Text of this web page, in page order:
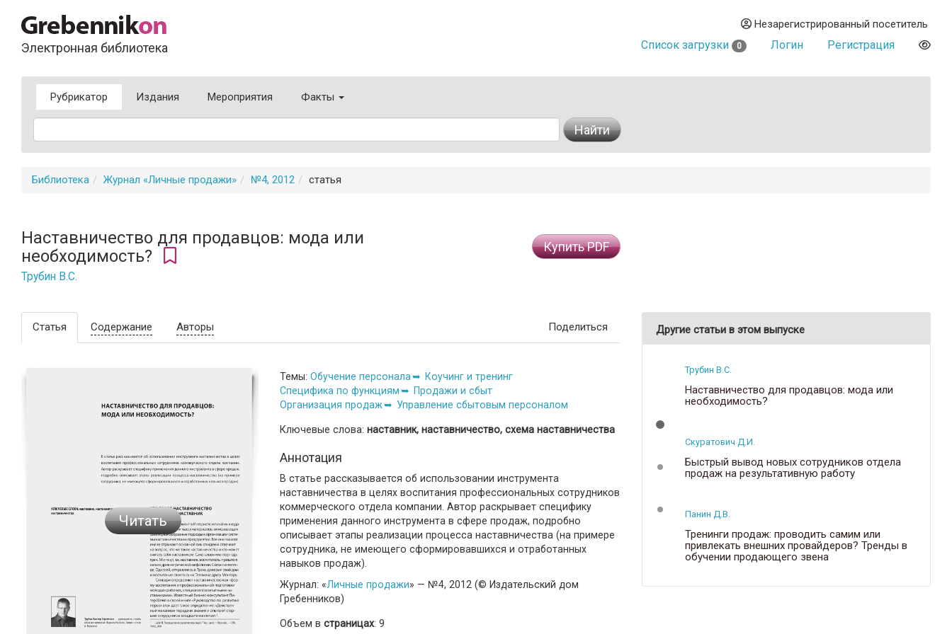
Электронная библиотека
Незарегистрированный посетитель
Список загрузки 0 Логин Регистрация
Рубрикатор Издания Мероприятия Факты
Найти
Библиотека Журнал «Личные продажи» №4, 2012 статья
Наставничество для продавцов: мода или
необходимость?
Трубин В.С.
Купить PDF
Статья Содержание Авторы Поделиться
Читать
Темы: Обучение персонала
Коучинг и тренинг
Специфика по функциям
Продажи и сбыт
Организация продаж
Управление сбытовым персоналом
Ключевые слова: наставник, наставничество, схема наставничества
Аннотация
В статье рассказывается об использовании инструмента
наставничества в целях воспитания профессиональных сотрудников
коммерческого отдела компании. Автор раскрывает специфику
применения данного инструмента в сфере продаж, подробно
описывает этапы реализации процесса наставничества (на примере
сотрудника, не имеющего сформировавшихся и отработанных
навыков продаж).
Журнал: «Личные продажи» — №4, 2012 (© Издательский дом
Гребенников)
Объем в страницах: 9
Другие статьи в этом выпуске
Трубин В.С.
Наставничество для продавцов: мода или
необходимость?
Скуратович Д.И.
Быстрый вывод новых сотрудников отдела
продаж на результативную работу
Панин Д.В.
Тренинги продаж: проводить самим или
привлекать внешних провайдеров? Тренды в
обучении продающего звена